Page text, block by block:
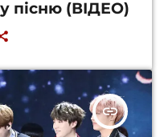
пісню (ВІДЕО)
insert_link